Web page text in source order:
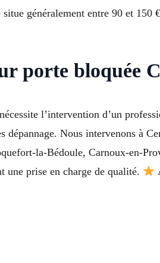
généralement entre 90 et
porte bloquée
l’intervention d’un
dépannage. Nous intervenons à
la-Bédoule, Carnoux-en-
une prise en charge de qualité.